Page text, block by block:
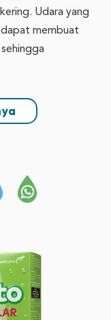
Udara yang
dapat membuat